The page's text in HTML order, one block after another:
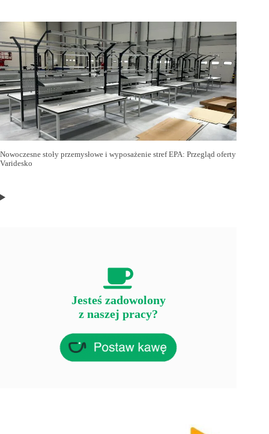
Nowoczesne stoły przemysłowe i wyposażenie stref EPA: Przegląd oferty
Varidesko
Jesteś zadowolony
z naszej pracy?